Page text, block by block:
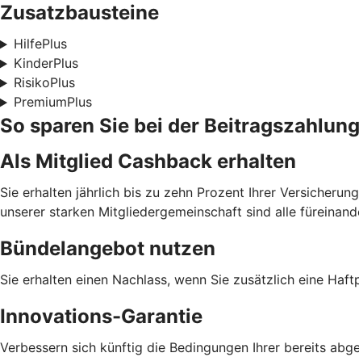
Zusatzbausteine
HilfePlus
KinderPlus
RisikoPlus
PremiumPlus
So sparen Sie bei der Beitragszahlung
Als Mitglied Cashback erhalten
Sie erhalten jährlich bis zu zehn Prozent Ihrer
unserer starken Mitgliedergemeinschaft sind alle
Bündelangebot nutzen
Sie erhalten einen Nachlass, wenn Sie zusätzlich eine
Innovations-Garantie
Verbessern sich künftig die Bedingungen Ihrer bereits